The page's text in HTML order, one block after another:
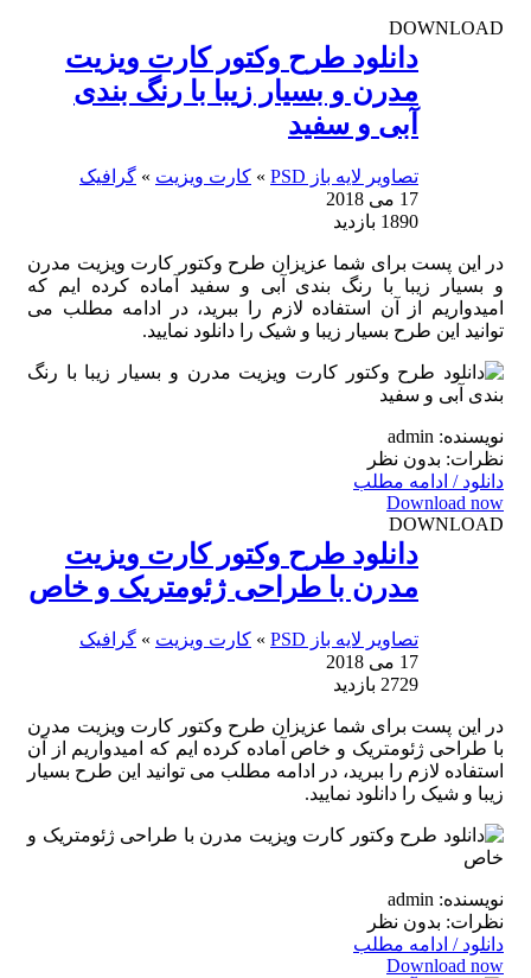
DOWNLOAD
دانلود طرح وکتور کارت ویزیت
مدرن و بسیار زیبا با رنگ بندی
آبی و سفید
تصاویر لایه باز PSD » کارت ویزیت » گرافیک
17 می 2018
1890 بازدید
در این پست برای شما عزیزان طرح وکتور کارت ویزیت مدرن
و بسیار زیبا با رنگ بندی آبی و سفید آماده کرده ایم که
امیدواریم از آن استفاده لازم را ببرید، در ادامه مطلب می
توانید این طرح بسیار زیبا و شیک را دانلود نمایید.
نویسنده: admin
نظرات: بدون نظر
دانلود / ادامه مطلب
Download now
DOWNLOAD
دانلود طرح وکتور کارت ویزیت
مدرن با طراحی ژئومتریک و خاص
تصاویر لایه باز PSD » کارت ویزیت » گرافیک
17 می 2018
2729 بازدید
در این پست برای شما عزیزان طرح وکتور کارت ویزیت مدرن
با طراحی ژئومتریک و خاص آماده کرده ایم که امیدواریم از آن
استفاده لازم را ببرید، در ادامه مطلب می توانید این طرح بسیار
زیبا و شیک را دانلود نمایید.
نویسنده: admin
نظرات: بدون نظر
دانلود / ادامه مطلب
Download now